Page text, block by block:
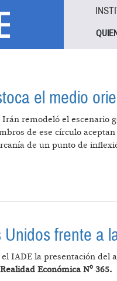
el medio
remodeló el escenario
de ese círculo
de un punto de
Unidos frente a
el IADE la presentación del
Realidad Económica Nº 365.